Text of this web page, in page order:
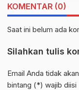
KOMENTAR (0)
Saat ini belum ada
Silahkan tulis
Email Anda tidak
bintang (*) wajib diisi